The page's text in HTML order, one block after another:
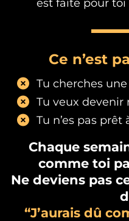
est faite pour toi
Ce n’est
Tu cherches
Tu veux devenir
Tu n’es pas
Chaque
comme toi
Ne deviens pas
“J’aurais dû